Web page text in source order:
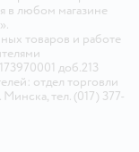
в любом магазине
товаров и работе
доб.213
отдел торговли
тел. (017) 377-